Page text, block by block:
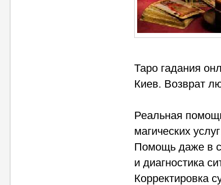
Таро гадания
Киев. Возврат
Реальная
магических
Помощь даже в
и диагностика
Корректировка